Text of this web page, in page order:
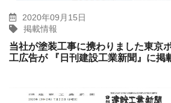
2020年09月15日
掲載情報
当社が塗装工事に携わりました東京
工広告が 『日刊建設工業新聞』に掲